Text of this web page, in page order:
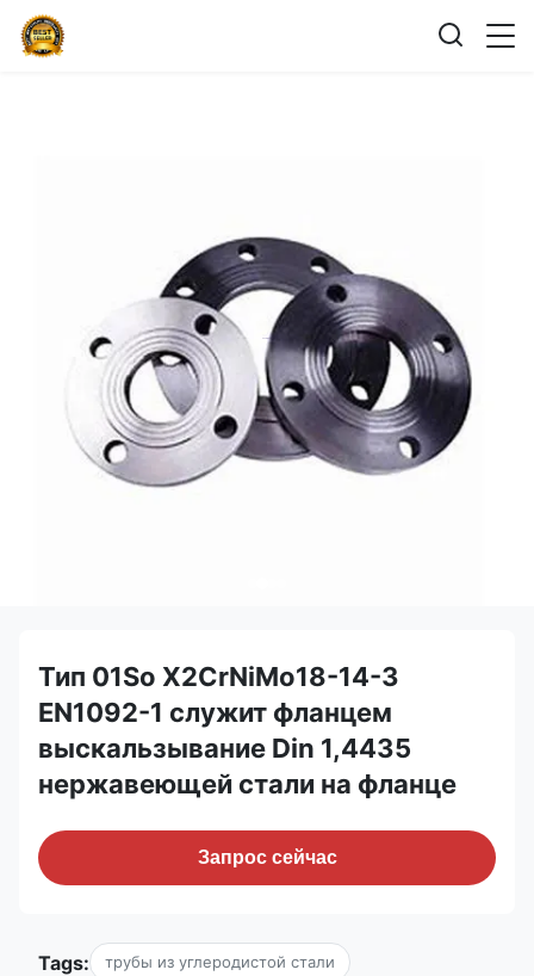
Тип 01So X2CrNiMo18-14-3
EN1092-1 служит фланцем
выскальзывание Din 1,4435
нержавеющей стали на фланце
Запрос сейчас
Tags: трубы из углеродистой стали